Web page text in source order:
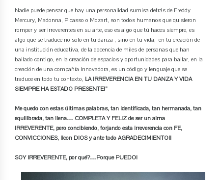
Nadie puede pensar que hay una personalidad sumisa detrás de Freddy
Mercury, Madonna, Picasso o Mozart, son todos humanos que quisieron
romper y ser irreverentes en su arte, eso es algo que tú haces siempre, es
algo que se traduce no solo en tu danza , sino en tu vida, en tu creación de
una institución educativa, de la docencia de miles de personas que han
bailado contigo, en la creación de espacios y oportunidades para bailar, en la
creación de una compañía innovadora, es un código y lenguaje que se
traduce en todo tu contexto, LA IRREVERENCIA EN TU DANZA Y VIDA
SIEMPRE HA ESTADO PRESENTE!”
Me quedo con estas últimas palabras, tan identificada, tan hermanada, tan
equilibrada, tan llena… COMPLETA Y FELIZ de ser un alma
IRREVERENTE, pero concibiendo, forjando esta irreverencia con FE,
CONVICCIONES, ¡¡con DIOS y ante todo AGRADECIMIENTO!!
SOY IRREVERENTE, por qué?…Porque PUEDO!